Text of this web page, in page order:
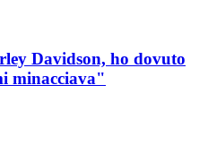
Davidson, ho dovuto
minacciava"